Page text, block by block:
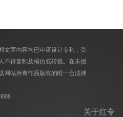
字内容均已申请设计专利，受
不得复制及模仿或转载。在未授
该网站所有作品版权的唯一合法持
关于红专